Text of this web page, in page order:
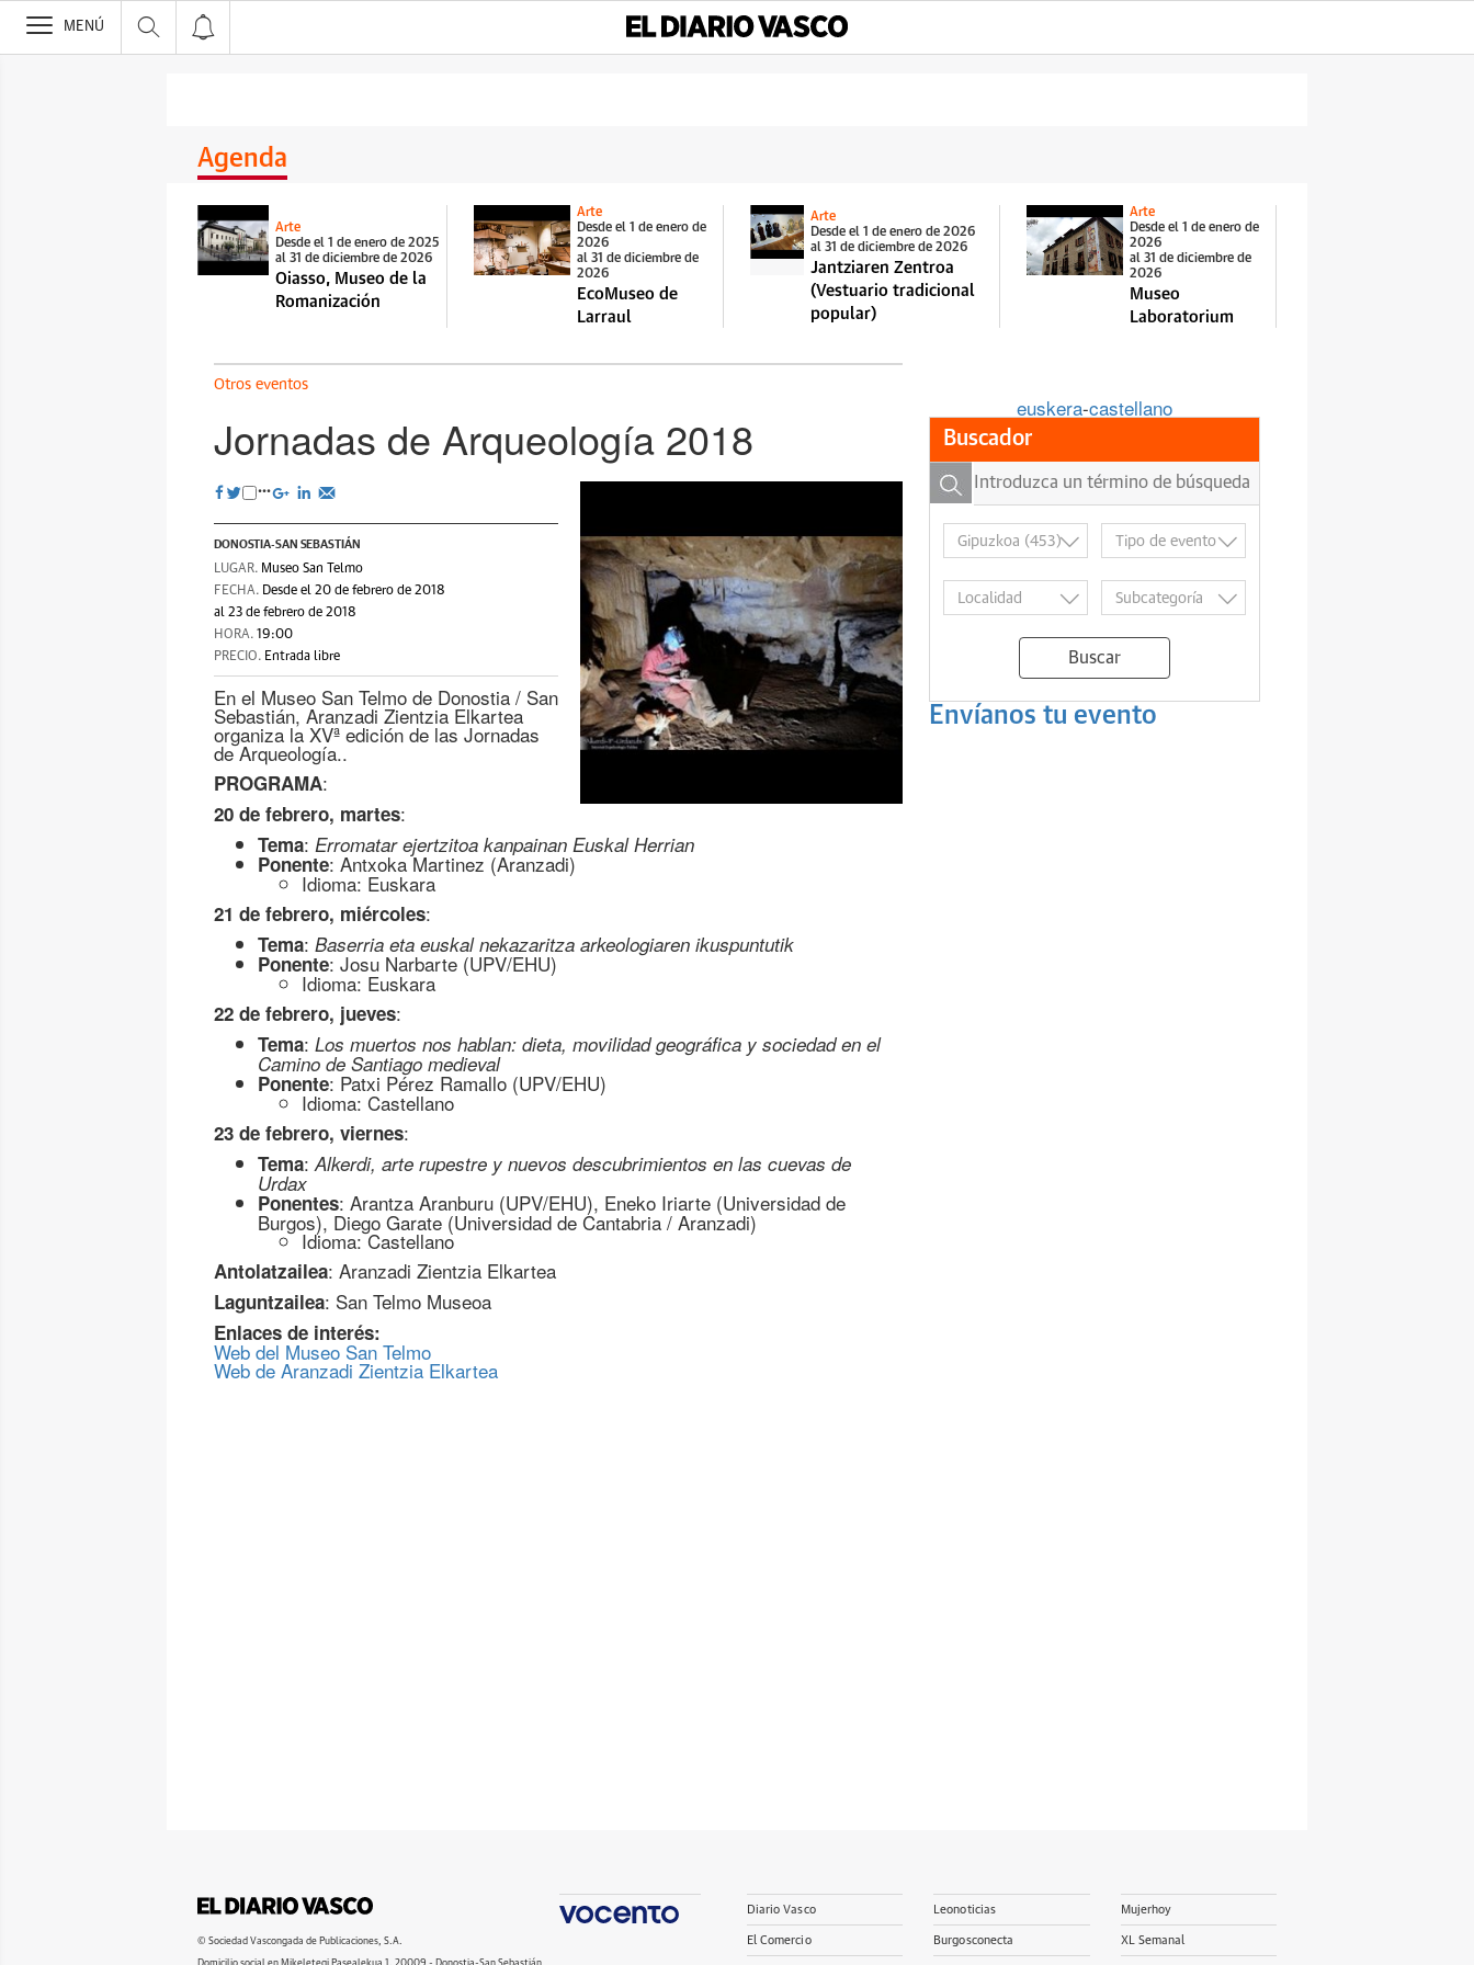
>
MENÚ
Agenda
Arte
Desde el 1 de enero de 2025
al 31 de diciembre de 2026
Oiasso, Museo de la
Romanización
Arte
Desde el 1 de enero de
2026
al 31 de diciembre de
2026
EcoMuseo de
Larraul
Arte
Desde el 1 de enero de 2026
al 31 de diciembre de 2026
Jantziaren Zentroa
(Vestuario tradicional
popular)
Arte
Desde el 1 de enero de
2026
al 31 de diciembre de
2026
Museo
Laboratorium
Otros eventos
Jornadas de Arqueología 2018
DONOSTIA-SAN SEBASTIÁN
LUGAR. Museo San Telmo
FECHA. Desde el 20 de febrero de 2018
al 23 de febrero de 2018
HORA. 19:00
PRECIO. Entrada libre
En el Museo San Telmo de Donostia / San
Sebastián, Aranzadi Zientzia Elkartea
organiza la XVª edición de las Jornadas
de Arqueología..
PROGRAMA:
20 de febrero, martes:
Tema: Erromatar ejertzitoa kanpainan Euskal Herrian
Ponente: Antxoka Martinez (Aranzadi)
Idioma: Euskara
21 de febrero, miércoles:
Tema: Baserria eta euskal nekazaritza arkeologiaren ikuspuntutik
Ponente: Josu Narbarte (UPV/EHU)
Idioma: Euskara
22 de febrero, jueves:
Tema: Los muertos nos hablan: dieta, movilidad geográfica y sociedad en el
Camino de Santiago medieval
Ponente: Patxi Pérez Ramallo (UPV/EHU)
Idioma: Castellano
23 de febrero, viernes:
Tema:Alkerdi, arte rupestre y nuevos descubrimientos en las cuevas de
Urdax
Ponentes: Arantza Aranburu (UPV/EHU), Eneko Iriarte (Universidad de
Burgos), Diego Garate (Universidad de Cantabria / Aranzadi)
Idioma: Castellano
Antolatzailea: Aranzadi Zientzia Elkartea
Laguntzailea: San Telmo Museoa
Enlaces de interés:
Web del Museo San Telmo
Web de Aranzadi Zientzia Elkartea
euskera-castellano
Buscador
Buscar
Envíanos tu evento
© Sociedad Vascongada de Publicaciones, S.A.
Diario Vasco
El Comercio
Leonoticias
Burgosconecta
Mujerhoy
XL Semanal